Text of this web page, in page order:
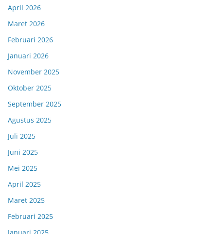
April 2026
Maret 2026
Februari 2026
Januari 2026
November 2025
Oktober 2025
September 2025
Agustus 2025
Juli 2025
Juni 2025
Mei 2025
April 2025
Maret 2025
Februari 2025